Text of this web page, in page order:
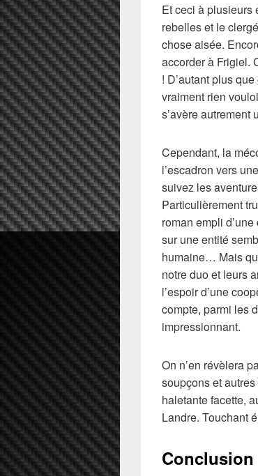
Et ceci à plusieurs
rebelles et le
chose aisée.
accorder à Frigiel.
! D’autant plus
vraiment rien
s’avère autrement
Cependant, la
l’escadron vers
suivez les
Particulièrement
roman empli
sur une entité
humaine… Mais
notre duo et leurs
l’espoir d’une
compte, parmi les
impressionnant.
On n’en révèlera
soupçons et
haletante facette,
Landre. Touchant
Conclusion